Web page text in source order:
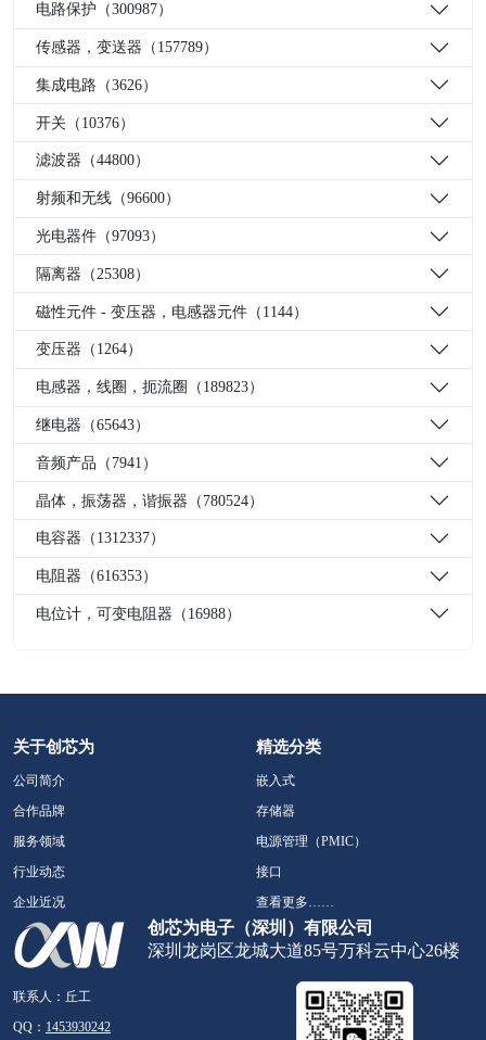
电路保护（300987）
传感器，变送器（157789）
集成电路（3626）
开关（10376）
滤波器（44800）
射频和无线（96600）
光电器件（97093）
隔离器（25308）
磁性元件 - 变压器，电感器元件（1144）
变压器（1264）
电感器，线圈，扼流圈（189823）
继电器（65643）
音频产品（7941）
晶体，振荡器，谐振器（780524）
电容器（1312337）
电阻器（616353）
电位计，可变电阻器（16988）
关于创芯为
公司简介
合作品牌
服务领域
行业动态
企业近况
精选分类
嵌入式
存储器
电源管理（PMIC）
接口
查看更多……
创芯为电子（深圳）有限公司
深圳龙岗区龙城大道85号万科云中心26楼
联系人：丘工
QQ： 1453930242